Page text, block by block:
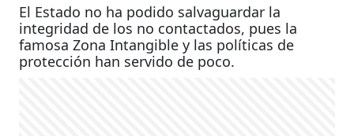
El Estado no ha podido salvaguardar la
integridad de los no contactados, pues la
famosa Zona Intangible y las políticas de
protección han servido de poco.